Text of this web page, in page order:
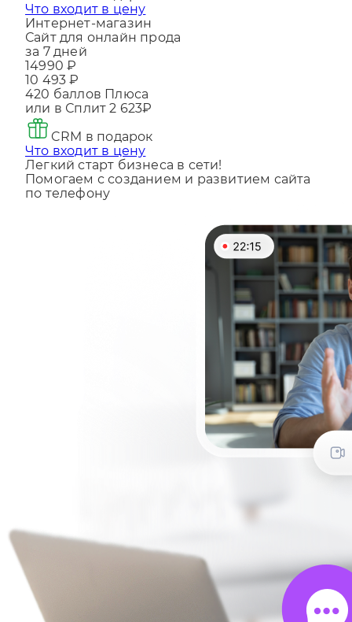
CRM в подарок
Что входит в цену
Интернет-магазин
Сайт для онлайн прода
за 7 дней
14990 ₽
10 493 ₽
420 баллов Плюса
или в Сплит
CRM в подарок
Что входит в цену
Легкий старт бизнеса в сети!
Помогаем с созданием и развитием сайта